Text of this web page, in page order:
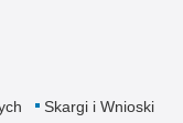
Skargi i Wnioski